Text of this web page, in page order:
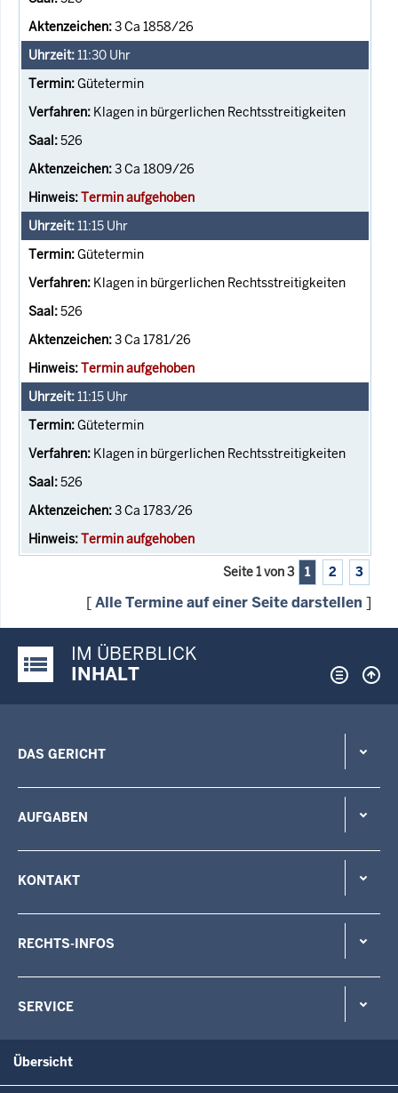
3 Ca 1858/26
11:30 Uhr
Gütetermin
Klagen in bürgerlichen Rechtsstreitigkeiten
526
3 Ca 1809/26
Termin aufgehoben
11:15 Uhr
Gütetermin
Klagen in bürgerlichen Rechtsstreitigkeiten
526
3 Ca 1781/26
Termin aufgehoben
11:15 Uhr
Gütetermin
Klagen in bürgerlichen Rechtsstreitigkeiten
526
3 Ca 1783/26
Termin aufgehoben
Seite 1 von 3 1 2 3
[Alle Termine auf einer Seite darstellen ]
Justiz-Portal im Überblick:
IM ÜBERBLICK
INHALT
DAS GERICHT
AUFGABEN
KONTAKT
RECHTS-INFOS
SERVICE
Übersicht